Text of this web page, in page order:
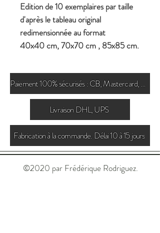
Edition de 10 exemplaires par taille
d'après le tableau original
redimensionnée au format
40x40 cm, 70x70 cm , 85x85 cm.
Paiement 100% sécurisés : CB, Mastercard, Paypal
Livraison DHL, UPS
Fabrication à la commande. Délai 10 à 15 jours
©2020 par Frédérique Rodriguez.